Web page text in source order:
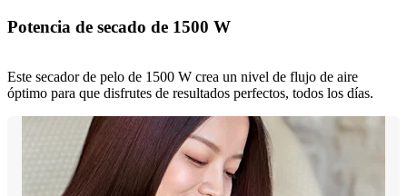
Potencia de secado de 1500 W
Este secador de pelo de 1500 W crea un nivel de flujo de aire
óptimo para que disfrutes de resultados perfectos, todos los días.